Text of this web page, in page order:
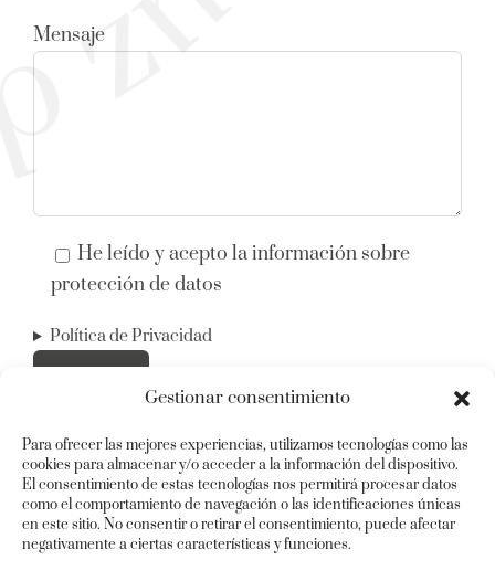
Gestionar consentimiento
Para ofrecer las mejores experiencias, utilizamos tecnologías como las
cookies para almacenar y/o acceder a la información del dispositivo.
El consentimiento de estas tecnologías nos permitirá procesar datos
como el comportamiento de navegación o las identificaciones únicas
en este sitio. No consentir o retirar el consentimiento, puede afectar
negativamente a ciertas características y funciones.
Mensaje
He leído y acepto la información sobre
protección de datos
Política de Privacidad